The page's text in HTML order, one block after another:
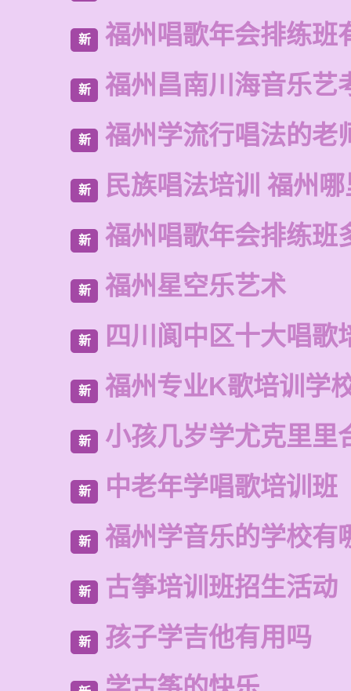
新 福州唱歌年会排练班
新 福州昌南川海音乐艺
新 福州学流行唱法的老
新 民族唱法培训 福州
新 福州唱歌年会排练班
新 福州星空乐艺术
新 四川阆中区十大唱歌
新 福州专业K歌培训学
新 小孩几岁学尤克里里
新 中老年学唱歌培训班
新 福州学音乐的学校有
新 古筝培训班招生活动
新 孩子学吉他有用吗